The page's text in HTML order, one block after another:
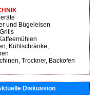
und Bügeleisen
Kühlschränke,
Trockner, Backofen
Diskussion